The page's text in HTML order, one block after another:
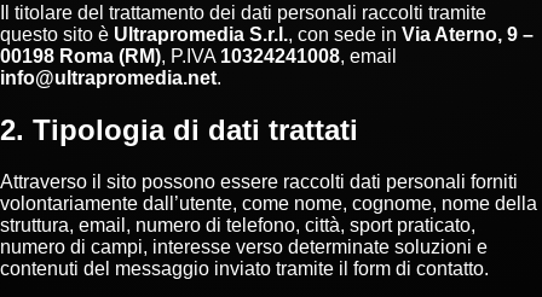
Il titolare del trattamento dei dati personali raccolti tramite
questo sito è Ultrapromedia S.r.l., con sede in Via Aterno, 9 –
00198 Roma (RM), P.IVA 10324241008, email
info@ultrapromedia.net.
2. Tipologia di dati trattati
Attraverso il sito possono essere raccolti dati personali forniti
volontariamente dall’utente, come nome, cognome, nome della
struttura, email, numero di telefono, città, sport praticato,
numero di campi, interesse verso determinate soluzioni e
contenuti del messaggio inviato tramite il form di contatto.